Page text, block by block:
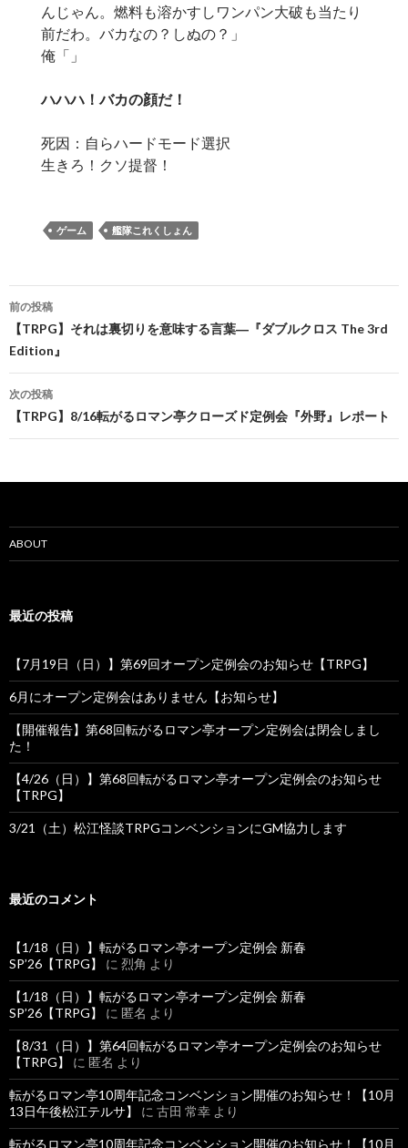
んじゃん。燃料も溶かすしワンパン大破も当たり
前だわ。バカなの？しぬの？」
俺「」
ハハハ！バカの顔だ！
死因：自らハードモード選択
生きろ！クソ提督！
ゲーム 艦隊これくしょん
投
稿
ナ
ビ
ゲ
シ
ョ
ン
前の投稿
【TRPG】それは裏切りを意味する言葉―『ダブルクロス The 3rd
Edition』
次の投稿
【TRPG】8/16転がるロマン亭クローズド定例会『外野』レポート
ABOUT
最近の投稿
【7月19日（日）】第69回オープン定例会のお知らせ【TRPG】
6月にオープン定例会はありません【お知らせ】
【開催報告】第68回転がるロマン亭オープン定例会は閉会しまし
た！
【4/26（日）】第68回転がるロマン亭オープン定例会のお知らせ
【TRPG】
3/21（土）松江怪談TRPGコンベンションにGM協力します
最近のコメント
【1/18（日）】転がるロマン亭オープン定例会 新春
SP’26【TRPG】
に 烈角 より
【1/18（日）】転がるロマン亭オープン定例会 新春
SP’26【TRPG】
に 匿名 より
【8/31（日）】第64回転がるロマン亭オープン定例会のお知らせ
【TRPG】
に 匿名 より
転がるロマン亭10周年記念コンベンション開催のお知らせ！【10月
13日午後松江テルサ】
に 古田 常幸 より
転がるロマン亭10周年記念コンベンション開催のお知らせ！【10月